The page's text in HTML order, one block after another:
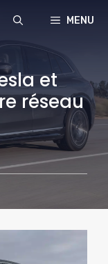
MENU
et
réseau